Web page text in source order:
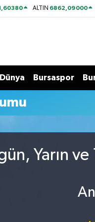
ALTIN 6862,09000
Dünya Bursaspor
Yarın